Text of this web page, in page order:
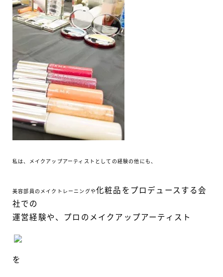
私は、メイクアップアーティストとしての経験の他にも、
美容部員のメイクトレーニングや化粧品をプロデュースする会
社での
運営経験や、プロのメイクアップアーティスト
を